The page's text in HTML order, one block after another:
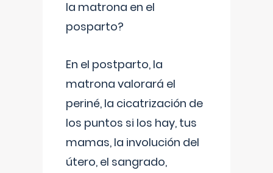
la matrona en el
posparto?
En el postparto, la
matrona valorará el
periné, la cicatrización de
los puntos si los hay, tus
mamas, la involución del
útero, el sangrado,